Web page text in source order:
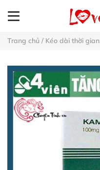
Trang chủ / Kéo dài thời gian